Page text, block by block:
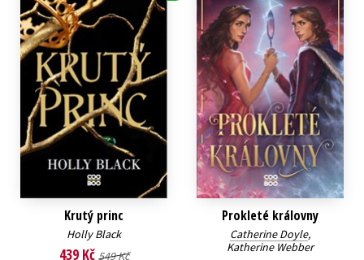
Krutý princ
Holly Black
439 Kč 549 Kč
Prokleté královny
Catherine Doyle,
Katherine Webber